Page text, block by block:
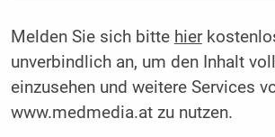
Melden Sie sich bitte hier
unverbindlich an, um den Inhalt
einzusehen und weitere Services
www.medmedia.at zu nutzen.